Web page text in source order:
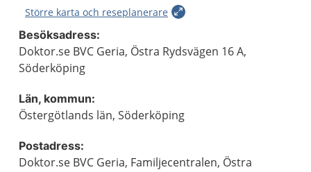
Större karta och reseplanerare
Besöksadress:
Doktor.se BVC Geria, Östra Rydsvägen 16 A,
Söderköping
Län, kommun:
Östergötlands län, Söderköping
Postadress:
Doktor.se BVC Geria, Familjecentralen, Östra